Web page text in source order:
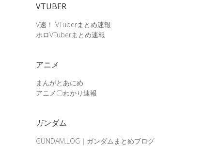
VTUBER
V速！ VTuberまとめ速報
ホロVTuberまとめ速報
アニメ
まんがとあにめ
アニメ〇わかり速報
ガンダム
GUNDAM.LOG｜ガンダムまとめブログ